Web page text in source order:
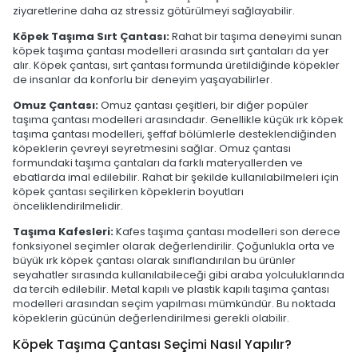
ziyaretlerine daha az stressiz götürülmeyi sağlayabilir.
Köpek Taşıma Sırt Çantası:Rahat bir taşıma deneyimi sunan
köpek taşıma çantası modelleri arasında sırt çantaları da yer
alır. Köpek çantası, sırt çantası formunda üretildiğinde köpekler
de insanlar da konforlu bir deneyim yaşayabilirler.
Omuz Çantası:Omuz çantası çeşitleri, bir diğer popüler
taşıma çantası modelleri arasındadır. Genellikle küçük ırk köpek
taşıma çantası modelleri, şeffaf bölümlerle desteklendiğinden
köpeklerin çevreyi seyretmesini sağlar. Omuz çantası
formundaki taşıma çantaları da farklı materyallerden ve
ebatlarda imal edilebilir. Rahat bir şekilde kullanılabilmeleri için
köpek çantası seçilirken köpeklerin boyutları
önceliklendirilmelidir.
Taşıma Kafesleri:Kafes taşıma çantası modelleri son derece
fonksiyonel seçimler olarak değerlendirilir. Çoğunlukla orta ve
büyük ırk köpek çantası olarak sınıflandırılan bu ürünler
seyahatler sırasında kullanılabileceği gibi araba yolculuklarında
da tercih edilebilir. Metal kapılı ve plastik kapılı taşıma çantası
modelleri arasından seçim yapılması mümkündür. Bu noktada
köpeklerin gücünün değerlendirilmesi gerekli olabilir.
Köpek Taşıma Çantası Seçimi Nasıl Yapılır?